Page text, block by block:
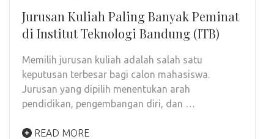
Jurusan Kuliah Paling Banyak Peminat
di Institut Teknologi Bandung (ITB)
Memilih jurusan kuliah adalah salah satu
keputusan terbesar bagi calon mahasiswa.
Jurusan yang dipilih menentukan arah
pendidikan, pengembangan diri, dan …
READ MORE